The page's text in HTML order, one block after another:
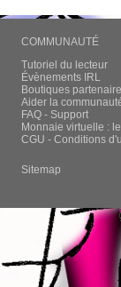
COMMUNAUTÉ
Tutoriel du lecteur
Évènements IRL
Boutiques
Aider la
FAQ - Support
Monnaie virtuelle :
CGU - Conditions
Sitemap